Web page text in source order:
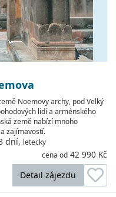
Noemovy archy, pod Velký
lidí a arménského
země nabízí mnoho
zajímavostí.
dní, letecky
cena od 42 990 Kč
Detail zájezdu